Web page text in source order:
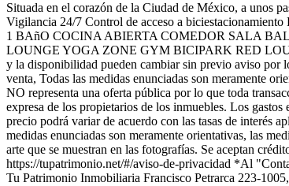
Situada en el corazón de la Ciudad de México, a unos
Vigilancia 24/7 Control de acceso a
1 BAñO COCINA ABIERTA COMEDOR SALA
LOUNGE YOGA ZONE GYM BICIPARK RED
y la disponibilidad pueden cambiar sin previo aviso por
venta, Todas las medidas enunciadas son meramente
NO representa una oferta pública por lo que toda
expresa de los propietarios de los inmuebles. Los
precio podrá variar de acuerdo con las tasas de interés
medidas enunciadas son meramente orientativas, las
arte que se muestran en las fotografías. Se aceptan
https://tupatrimonio.net/#/aviso-de-privacidad *Al
Tu Patrimonio Inmobiliaria Francisco Petrarca 223-